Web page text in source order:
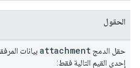
الحقول
حقل الدمجattachment بيانات
إحدى القيم التالية فقط: